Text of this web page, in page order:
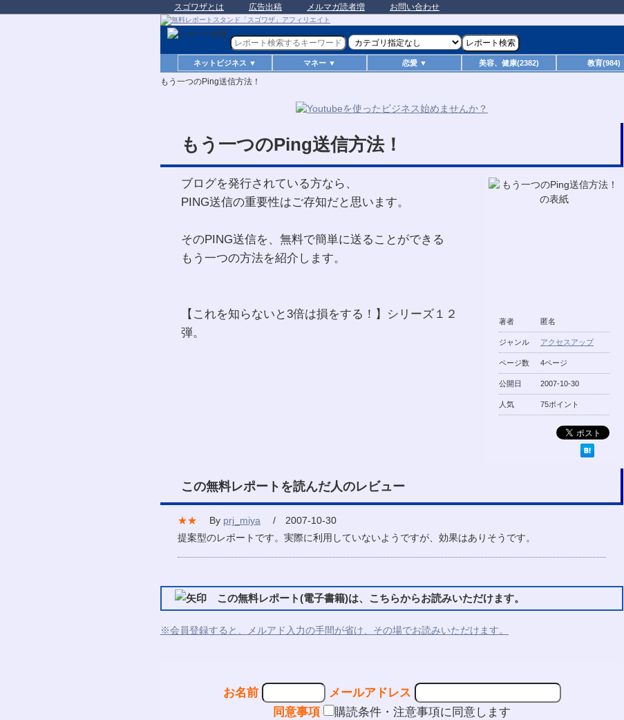
スゴワザとは 広告出稿 メルマガ読者増 お問い合わせ
ネットビジネス ▼ マネー ▼ 恋愛 ▼ 美容、健康(2382) 教育(984)
もう一つのPing送信方法！
もう一つのPing送信方法！
著者 匿名
ジャンル アクセスアップ
ページ数 4ページ
公開日 2007-10-30
人気 75ポイント
ブログを発行されている方なら、
PING送信の重要性はご存知だと思います。
そのPING送信を、無料で簡単に送ることができる
もう一つの方法を紹介します。
【これを知らないと3倍は損をする！】シリーズ１２
弾。
この無料レポートを読んだ人のレビュー
★★ By prj_miya / 2007-10-30
提案型のレポートです。実際に利用していないようですが、効果はありそうです。
この無料レポート(電子書籍)は、こちらからお読みいただけます。
※会員登録すると、メルアド入力の手間が省け、その場でお読みいただけます。
お名前
メールアドレス
同意事項
購読条件・注意事項に同意します